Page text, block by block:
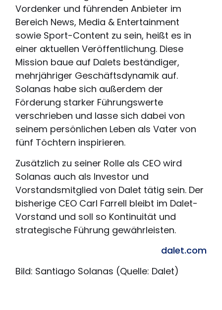
Vordenker und führenden Anbieter im
Bereich News, Media & Entertainment
sowie Sport-Content zu sein, heißt es in
einer aktuellen Veröffentlichung. Diese
Mission baue auf Dalets beständiger,
mehrjähriger Geschäftsdynamik auf.
Solanas habe sich außerdem der
Förderung starker Führungswerte
verschrieben und lasse sich dabei von
seinem persönlichen Leben als Vater von
fünf Töchtern inspirieren.
Zusätzlich zu seiner Rolle als CEO wird
Solanas auch als Investor und
Vorstandsmitglied von Dalet tätig sein. Der
bisherige CEO Carl Farrell bleibt im Dalet-
Vorstand und soll so Kontinuität und
strategische Führung gewährleisten.
dalet.com
Bild: Santiago Solanas (Quelle: Dalet)